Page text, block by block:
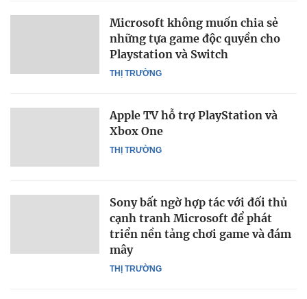
THỊ TRƯỜNG
Microsoft không muốn chia sẻ
những tựa game độc quyền cho
Playstation và Switch
THỊ TRƯỜNG
Apple TV hỗ trợ PlayStation và
Xbox One
THỊ TRƯỜNG
Sony bất ngờ hợp tác với đối thủ
cạnh tranh Microsoft để phát
triển nền tảng chơi game và đám
mây